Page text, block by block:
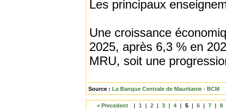
Les principaux
Une croissance
2025, après 6,3 % en
MRU, soit une
Source : La Banque Centrale de Mauritanie - BCM
< Precedent | 1 | 2 | 3 | 4 | 5 | 6 | 7 | 8